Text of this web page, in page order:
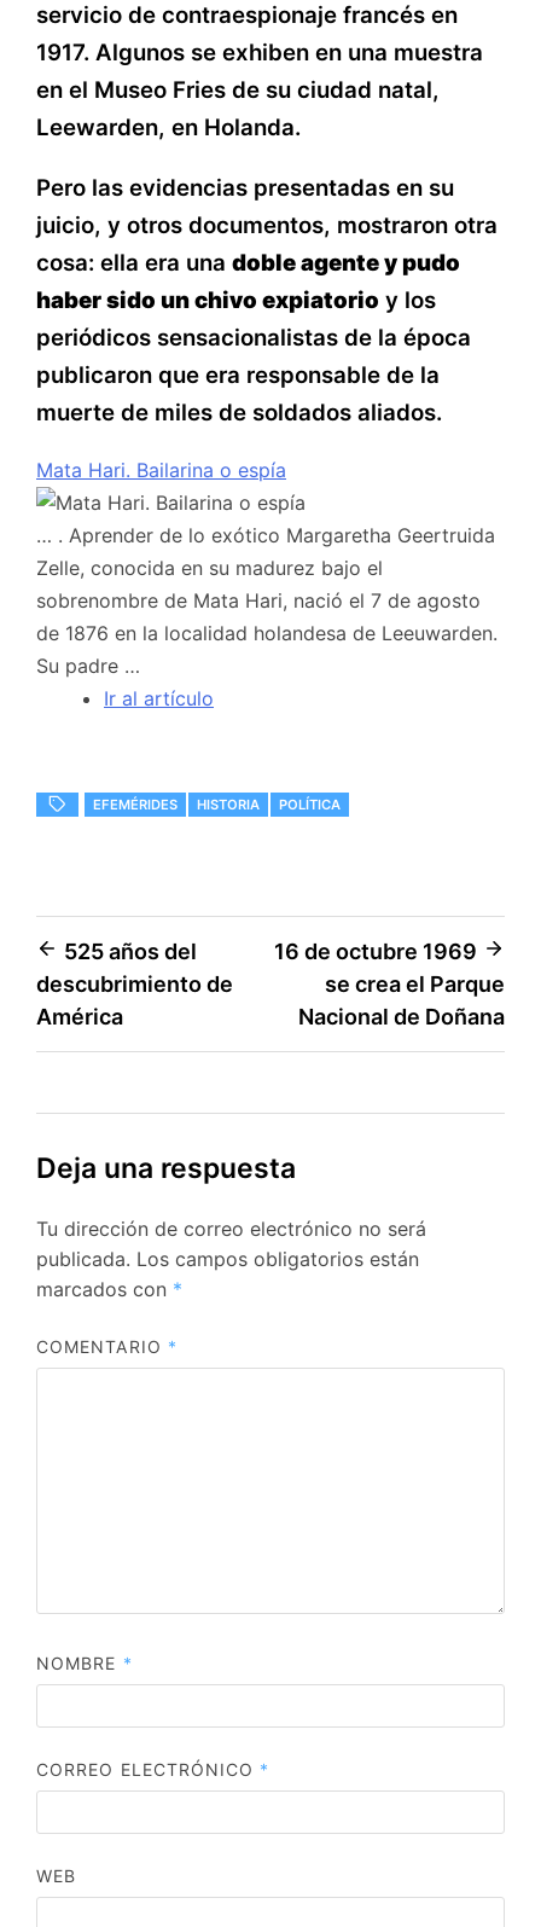
servicio de contraespionaje francés en
1917. Algunos se exhiben en una muestra
en el Museo Fries de su ciudad natal,
Leewarden, en Holanda.
Pero las evidencias presentadas en su
juicio, y otros documentos, mostraron otra
cosa: ella era una doble agente y pudo
haber sido un chivo expiatorio y los
periódicos sensacionalistas de la época
publicaron que era responsable de la
muerte de miles de soldados aliados.
Mata Hari. Bailarina o espía
… . Aprender de lo exótico Margaretha Geertruida
Zelle, conocida en su madurez bajo el
sobrenombre de Mata Hari, nació el 7 de agosto
de 1876 en la localidad holandesa de Leeuwarden.
Su padre …
Ir al artículo
EFEMÉRIDES HISTORIA POLÍTICA
Navegación
de
525 años del
descubrimiento de
América
16 de octubre 1969
se crea el Parque
Nacional de Doñana
Deja una respuesta
Tu dirección de correo electrónico no será
publicada. Los campos obligatorios están
marcados con *
COMENTARIO *
NOMBRE *
CORREO ELECTRÓNICO *
WEB